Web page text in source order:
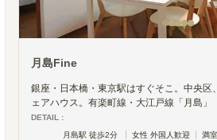
月島Fine
銀座・日本橋・東京駅はすぐそこ。中央区
ェアハウス。有楽町線・大江戸線「月島」
DETAIL :
月島駅 徒歩2分
女性 外国人歓迎 満室